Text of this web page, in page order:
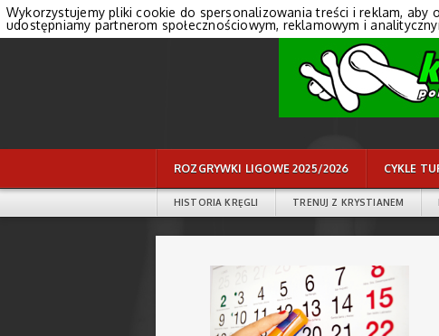
ROZGRYWKI LIGOWE 2025/2026 CYKLE
HISTORIA KRĘGLI TRENUJ Z KRYSTIANEM
Wykorzystujemy pliki cookie do spersonalizowania treści i reklam,
udostępniamy partnerom społecznościowym, reklamowym i